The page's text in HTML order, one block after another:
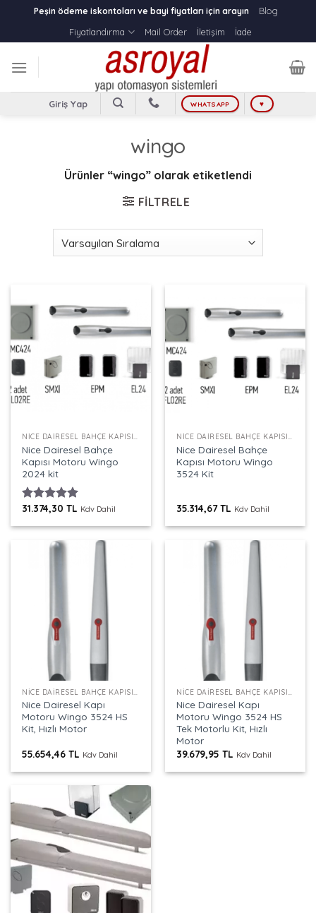
content
Peşin ödeme iskontoları ve bayi fiyatları için arayın
Blog
Fiyatlandırma
Mail Order İletişim İade
Giriş Yap WHATSAPP ♥
wingo
Ürünler “wingo” olarak etiketlendi
FILTRELE
NICE DAIRESEL BAHÇE KAPISI MOTORLARI
Nice Dairesel Bahçe
Kapısı Motoru Wingo
2024 kit
5 üzerinden
aldı
31.374,30TL Kdv Dahil
NICE DAIRESEL BAHÇE KAPISI MOTORLARI
Nice Dairesel Bahçe
Kapısı Motoru Wingo
3524 Kit
35.314,67TL Kdv Dahil
Nice Dairesel Kapı
Motoru Wingo 3524 HS
Kit, Hızlı Motor
55.654,46TL Kdv Dahil
Nice Dairesel Kapı
Motoru Wingo 3524 HS
Tek Motorlu Kit, Hızlı
Motor
39.679,95TL Kdv Dahil